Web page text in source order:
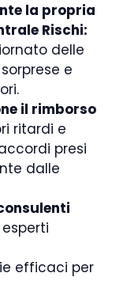
la propria
Rischi:
delle
e
il rimborso
ritardi e
presi
dalle
efficaci per